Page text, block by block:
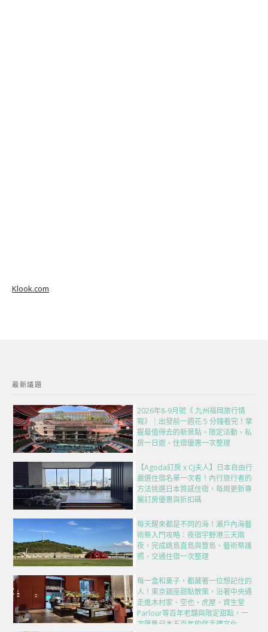
Klook.com
最新議題
2026年8-9月號《 九州福岡旅行情
報》｜出發前一週花 5 分鐘看完！掌
握最值得去的新景點、限定活動、私
房一日遊、住宿優惠一次整理
【Agoda訂房 x CJ夫人】日本自由行
嚴選住宿名單一次看！內行旅行者的
方法挑選日本質感住宿，每周更新專
屬訂房優惠與折扣碼
每天醒來都是不同的海！瀨戶內海藝
術祭入門攻略：夜宿宇野港三天兩
夜，完成跳島直島與豐島、藝術祭護
照、交通住宿一次整理
每一盒和菓子，都藏著一位想記住的
人！東京銀座甜點散策，沿著中央通
走進木村家、空也、虎屋、資生堂
Parlour等百年老舖與限定甜點，一
次匯集日本五百年的伴手禮文化